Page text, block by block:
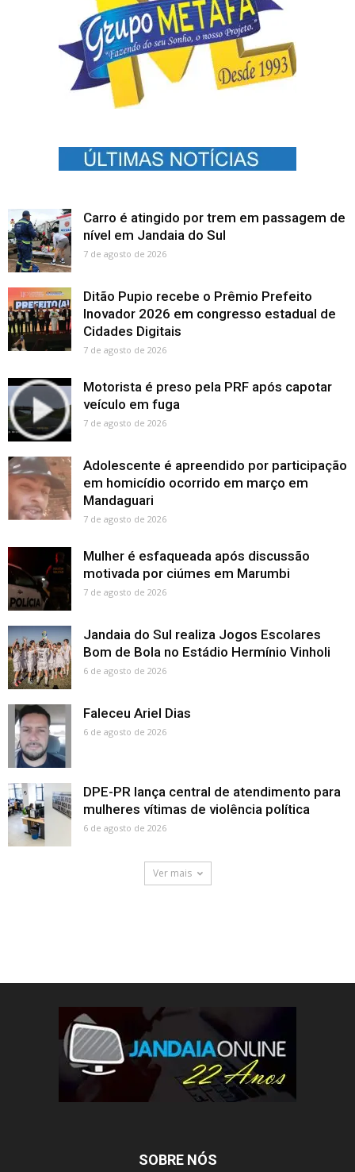
Carro é atingido por trem em passagem de
nível em Jandaia do Sul
7 de agosto de 2026
Ditão Pupio recebe o Prêmio Prefeito
Inovador 2026 em congresso estadual de
Cidades Digitais
7 de agosto de 2026
Motorista é preso pela PRF após capotar
veículo em fuga
7 de agosto de 2026
Adolescente é apreendido por participação
em homicídio ocorrido em março em
Mandaguari
7 de agosto de 2026
Mulher é esfaqueada após discussão
motivada por ciúmes em Marumbi
7 de agosto de 2026
Jandaia do Sul realiza Jogos Escolares
Bom de Bola no Estádio Hermínio Vinholi
6 de agosto de 2026
Faleceu Ariel Dias
6 de agosto de 2026
DPE-PR lança central de atendimento para
mulheres vítimas de violência política
6 de agosto de 2026
Ver mais
SOBRE NÓS